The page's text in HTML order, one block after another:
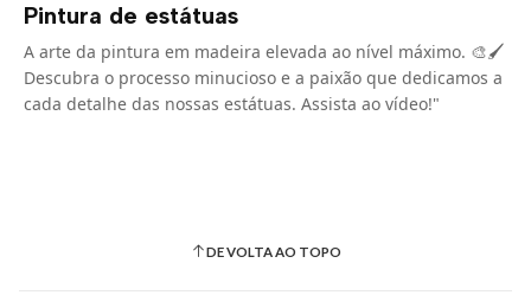
Pintura de estátuas
A arte da pintura em madeira elevada ao nível máximo. 🎨🖌️
Descubra o processo minucioso e a paixão que dedicamos a
cada detalhe das nossas estátuas. Assista ao vídeo!"
DE VOLTA AO TOPO